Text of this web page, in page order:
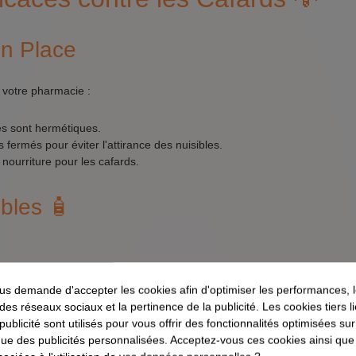
Place
pharmacie :
sont hermétiques.
pour éviter l'attirance des nuisibles.
pour les cafards.
🧴
aux réglementations locales.
une application sécurisée et efficace.
la Prévention des Cafards
demande d'accepter les cookies afin d'optimiser les performances,
réseaux sociaux et la pertinence de la publicité. Les cookies tiers
sont utilisés pour vous offrir des fonctionnalités optimisées
des publicités personnalisées. Acceptez-vous ces cookies ainsi